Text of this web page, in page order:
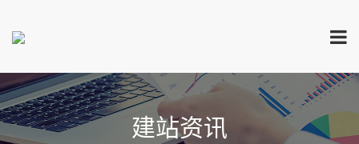
建站资讯